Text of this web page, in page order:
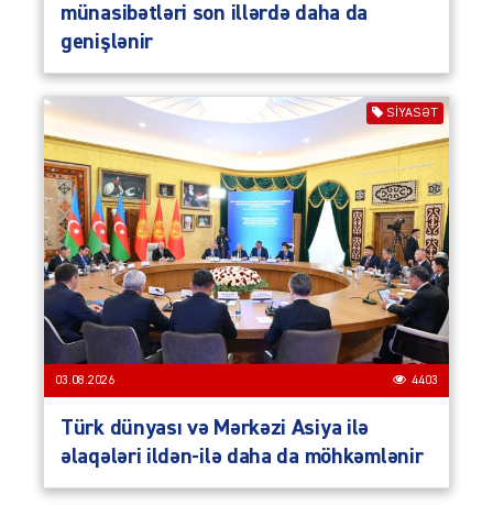
münasibətləri son illərdə daha da
genişlənir
SIYASƏT
03.08.2026 4403
Türk dünyası və Mərkəzi Asiya ilə
əlaqələri ildən-ilə daha da möhkəmlənir